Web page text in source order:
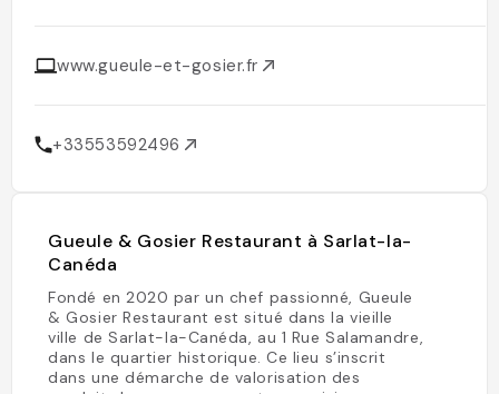
www.gueule-et-gosier.fr
+33553592496
Gueule & Gosier Restaurant à Sarlat-la-
Canéda
Fondé en 2020 par un chef passionné, Gueule
& Gosier Restaurant est situé dans la vieille
ville de Sarlat-la-Canéda, au 1 Rue Salamandre,
dans le quartier historique. Ce lieu s’inscrit
dans une démarche de valorisation des